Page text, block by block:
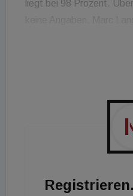
liegt bei 98 Prozent.
Partizipation an der
Management-Strategie,
Neupositionierungen und
aufzuwerten. Zudem
AEW City Office